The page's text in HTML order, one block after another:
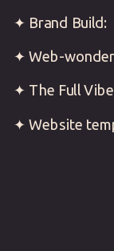
✦ Website
✦ The Full
✦ Web-
✦ Brand Build: